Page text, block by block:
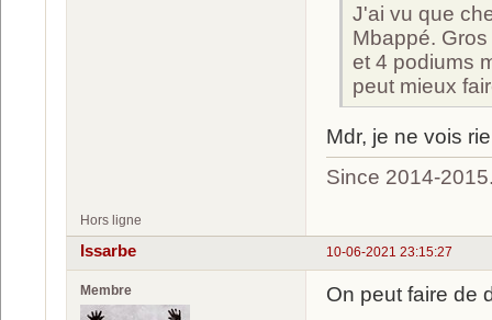
J'ai vu que
Mbappé.
et 4 podiums
peut mieux
Mdr, je ne vois
Since 2014-
Hors ligne
10-06-2021 23:15:27
Issarbe
Membre
On peut faire de